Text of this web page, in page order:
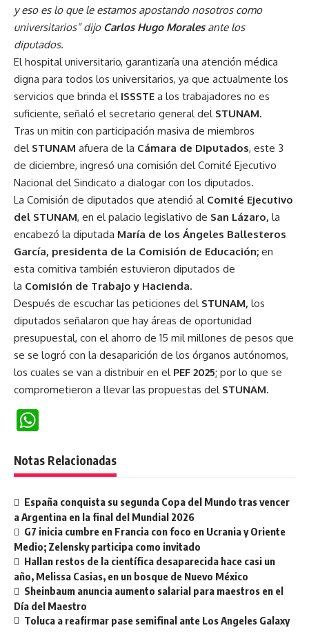
y eso es lo que le estamos apostando nosotros como
universitarios” dijoCarlos Hugo Moralesante los
diputados.
El hospital universitario, garantizaría una atención médica
digna para todos los universitarios, ya que actualmente los
servicios que brinda el ISSSTE a los trabajadores no es
suficiente, señaló el secretario general del STUNAM.
Tras un mitin con participación masiva de miembros
del STUNAM afuera de la Cámara de Diputados, este 3
de diciembre, ingresó una comisión del Comité Ejecutivo
Nacional del Sindicato a dialogar con los diputados.
La Comisión de diputados que atendió al Comité Ejecutivo
del STUNAM, en el palacio legislativo de San Lázaro, la
encabezó la diputada María de los Ángeles Ballesteros
García, presidenta de la Comisión de Educación; en
esta comitiva también estuvieron diputados de
la Comisión de Trabajo y Hacienda.
Después de escuchar las peticiones del STUNAM, los
diputados señalaron que hay áreas de oportunidad
presupuestal, con el ahorro de 15 mil millones de pesos que
se se logró con la desaparición de los órganos autónomos,
los cuales se van a distribuir en el PEF 2025; por lo que se
comprometieron a llevar las propuestas del STUNAM.
Notas Relacionadas
España conquista su segunda Copa del Mundo tras vencer
a Argentina en la final del Mundial 2026
G7 inicia cumbre en Francia con foco en Ucrania y Oriente
Medio; Zelensky participa como invitado
Hallan restos de la científica desaparecida hace casi un
año, Melissa Casias, en un bosque de Nuevo México
Sheinbaum anuncia aumento salarial para maestros en el
Día del Maestro
Toluca a reafirmar pase semifinal ante Los Angeles Galaxy